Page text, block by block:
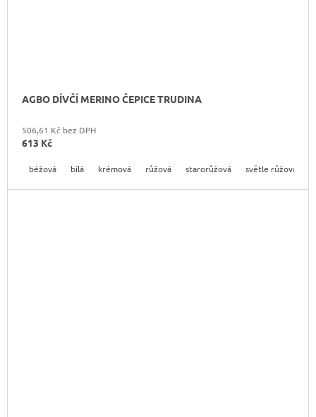
AGBO DÍVČÍ MERINO ČEPICE TRUDINA
506,61 Kč bez DPH
613 Kč
béžová bílá krémová růžová starorůžová světle růžová